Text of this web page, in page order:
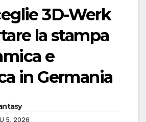
3D-Werk
la stampa
e
in Germania
5, 2026